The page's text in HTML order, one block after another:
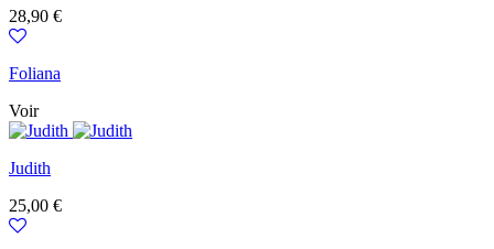
Prix
28,90 €
Foliana
Voir
Judith
Prix
25,00 €